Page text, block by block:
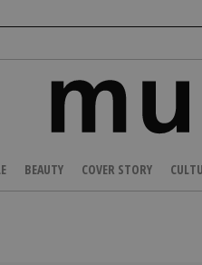
BEAUTY COVER STORY